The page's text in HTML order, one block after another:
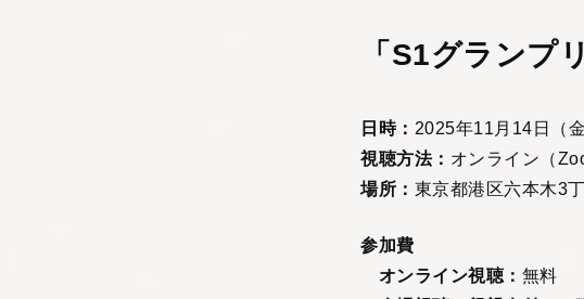
「S1グランプ
日時： 2025年11月14日（
視聴方法： オンライン（
場所： 東京都港区六本木3
参加費
オンライン視聴： 無料